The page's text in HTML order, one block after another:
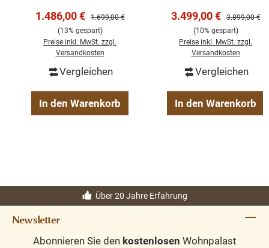
Teak Massivholz
Verkaufspreis:
1.486,00 € Regulärer Preis:
1.699,00 €
(13% gespart)
Preise inkl. MwSt. zzgl.
Versandkosten
Vergleichen
In den Warenkorb
Teak Massivholz
Verkaufspreis:
3.499,00 € Regulärer
3.899,00 €
(10% gespart)
Preise inkl. MwSt. zzgl.
Versandkosten
Vergleichen
In den Warenkorb
Über 20 Jahre Erfahrung
Newsletter
Abonnieren Sie den kostenlosen Wohnpalast